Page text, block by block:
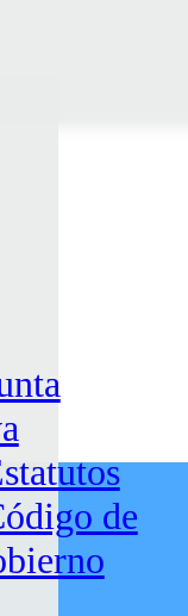
de